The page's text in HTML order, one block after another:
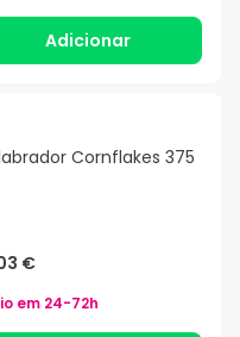
Adicionar
Cornflakes 375
€
em 24-72h